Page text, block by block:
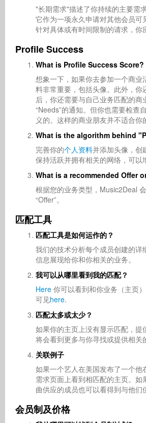
"长期需求"描述了你持续的主要需
它作为一项永久申请对其他会员可
针对具体或有时间限制的请求，你
Profile Success
What is Profile Success Score?
想象一下，如果你去参加一个商
料非常重要，包括头像。此外，你
后，你还需要与自己业务匹配的
“Needs”的通知。但你也需要检
义的。这样的商业朋友并不适合你
What is the algorithm behind
完善你的个人资料并添加头像，创
保持活跃并拥有相关的网络，可以
What is a recommended Offer
根据您的业务类型，Music2Deal
“Offer”。
匹配工具
匹配工具是如何运作的？
我们的技术分析每个成员创建的
信息展现给你和你相关的业务。
我可以从哪里看到我的匹配？
Here 你可以看到和你业务（主页
可见here.
匹配太多或太少？
如果你的主页上没有显示匹配，
将会看到更多与你寻找或提供相关
关联例子
如果一个艺人在美国发布了一个
需求页面上看到相匹配的主页。
曲供应的成员也可以看得到与他们
会员制及价格